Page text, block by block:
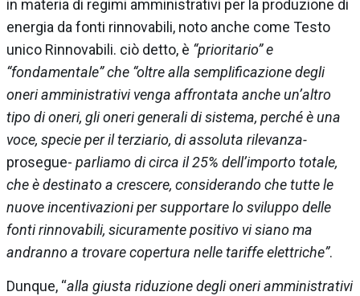
in materia di regimi amministrativi per la produzione di
energia da fonti rinnovabili, noto anche come Testo
unico Rinnovabili. ciò detto, è “prioritario” e
“fondamentale” che “oltre alla semplificazione degli
oneri amministrativi venga affrontata anche un’altro
tipo di oneri, gli oneri generali di sistema, perché è una
voce, specie per il terziario, di assoluta rilevanza-
prosegue- parliamo di circa il 25% dell’importo totale,
che è destinato a crescere, considerando che tutte le
nuove incentivazioni per supportare lo sviluppo delle
fonti rinnovabili, sicuramente positivo vi siano ma
andranno a trovare copertura nelle tariffe elettriche”.
Dunque, “alla giusta riduzione degli oneri amministrativi